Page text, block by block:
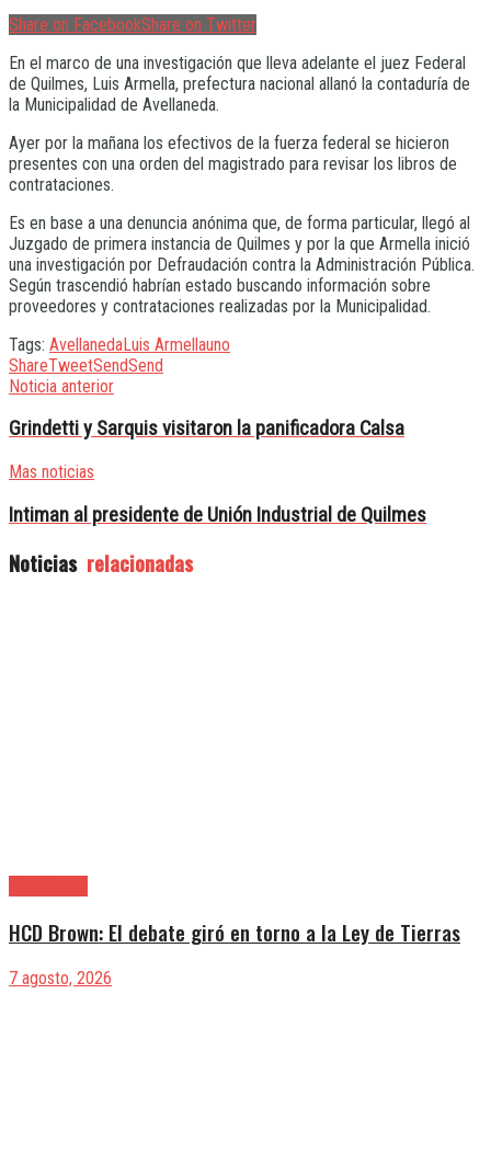
Share on FacebookShare on Twitter
En el marco de una investigación que lleva adelante el juez Federal
de Quilmes, Luis Armella, prefectura nacional allanó la contaduría de
la Municipalidad de Avellaneda.
Ayer por la mañana los efectivos de la fuerza federal se hicieron
presentes con una orden del magistrado para revisar los libros de
contrataciones.
Es en base a una denuncia anónima que, de forma particular, llegó al
Juzgado de primera instancia de Quilmes y por la que Armella inició
una investigación por Defraudación contra la Administración Pública.
Según trascendió habrían estado buscando información sobre
proveedores y contrataciones realizadas por la Municipalidad.
Tags: AvellanedaLuis Armellauno
ShareTweetSendSend
Noticia anterior
Grindetti y Sarquis visitaron la panificadora Calsa
Mas noticias
Intiman al presidente de Unión Industrial de Quilmes
Noticias relacionadas
HCD Brown: El debate giró en torno a la Ley de Tierras
7 agosto, 2026